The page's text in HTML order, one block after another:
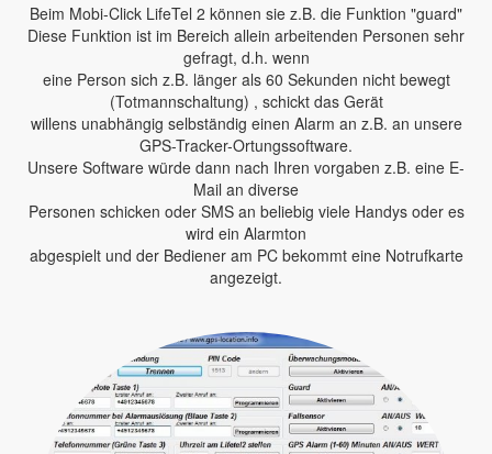
Beim Mobi-Click LifeTel 2 können sie z.B. die Funktion "guard"
Diese Funktion ist im Bereich allein arbeitenden Personen sehr
gefragt, d.h. wenn
eine Person sich z.B. länger als 60 Sekunden nicht bewegt
(Totmannschaltung) , schickt das Gerät
willens unabhängig selbständig einen Alarm an z.B. an unsere
GPS-Tracker-Ortungssoftware.
Unsere Software würde dann nach Ihren vorgaben z.B. eine E-
Mail an diverse
Personen schicken oder SMS an beliebig viele Handys oder es
wird ein Alarmton
abgespielt und der Bediener am PC bekommt eine Notrufkarte
angezeigt.